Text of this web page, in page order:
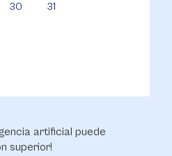
artificial puede
superior!
30 31